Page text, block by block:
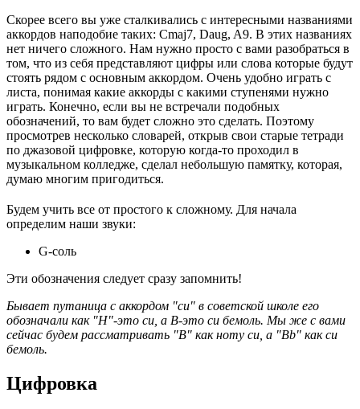
Скорее всего вы уже сталкивались с интересными названиями
аккордов наподобие таких: Cmaj7, Daug, A9. В этих названиях
нет ничего сложного. Нам нужно просто с вами разобраться в
том, что из себя представляют цифры или слова которые будут
стоять рядом с основным аккордом. Очень удобно играть с
листа, понимая какие аккорды с какими ступенями нужно
играть. Конечно, если вы не встречали подобных
обозначений, то вам будет сложно это сделать. Поэтому
просмотрев несколько словарей, открыв свои старые тетради
по джазовой цифровке, которую когда-то проходил в
музыкальном колледже, сделал небольшую памятку, которая,
думаю многим пригодиться.
Будем учить все от простого к сложному. Для начала
определим наши звуки:
G-соль
Эти обозначения следует сразу запомнить!
Бывает путаница с аккордом "си" в советской школе его
обозначали как "H"-это си, а B-это си бемоль. Мы же с вами
сейчас будем рассматривать "B" как ноту си, а "Bb" как си
бемоль.
Цифровка